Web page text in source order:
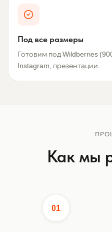
Под все размеры
Готовим под Wildberries
Instagram, презентации.
Как мы
01